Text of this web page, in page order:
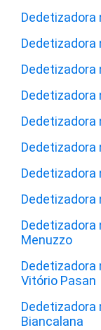
Dedetizadora
Dedetizadora
Dedetizadora
Dedetizadora
Dedetizadora
Dedetizadora
Dedetizadora
Dedetizadora
Dedetizadora
Menuzzo
Dedetizadora
Vitório Pasan
Dedetizadora
Biancalana